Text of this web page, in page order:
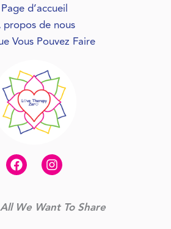
Page d’accueil
propos de nous
Vous Pouvez Faire
We Want To Share